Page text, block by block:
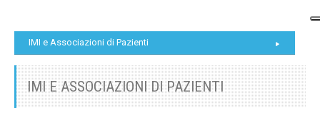
IMI e Associazioni di Pazienti
IMI E ASSOCIAZIONI DI PAZIENTI